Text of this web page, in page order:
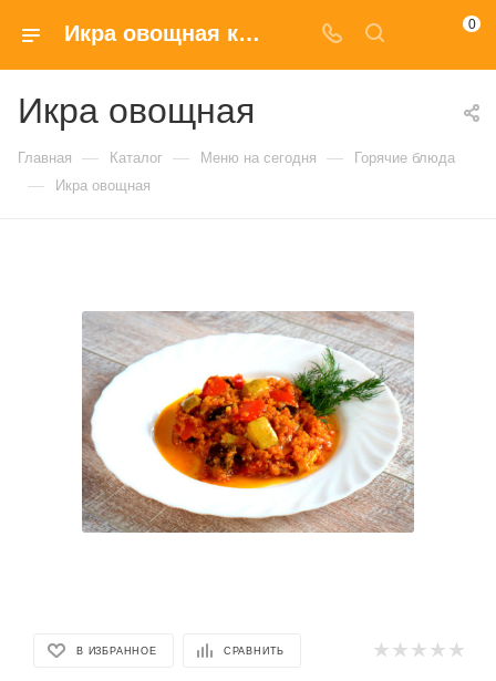
Икра овощная купить в Москве по доступным ценам 0
Икра овощная
Главная — Каталог — Меню на сегодня — Горячие блюда
— Икра овощная
В ИЗБРАННОЕ СРАВНИТЬ